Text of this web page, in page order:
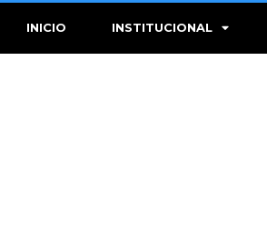
INICIO INSTITUCIONAL